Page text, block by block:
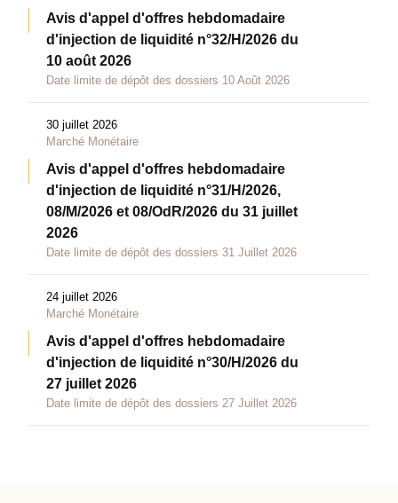
Avis d'appel d'offres hebdomadaire
d'injection de liquidité n°32/H/2026 du
10 août 2026
Date limite de dépôt des dossiers 10 Août 2026
30 juillet 2026
Marché Monétaire
Avis d'appel d'offres hebdomadaire
d'injection de liquidité n°31/H/2026,
08/M/2026 et 08/OdR/2026 du 31 juillet
2026
Date limite de dépôt des dossiers 31 Juillet 2026
24 juillet 2026
Marché Monétaire
Avis d'appel d'offres hebdomadaire
d'injection de liquidité n°30/H/2026 du
27 juillet 2026
Date limite de dépôt des dossiers 27 Juillet 2026